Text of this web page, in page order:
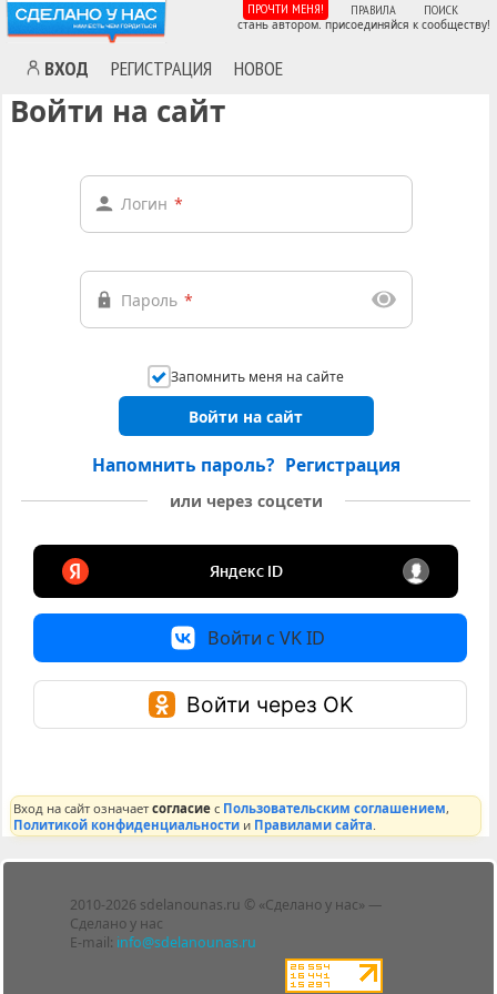
ВХОД РЕГИСТРАЦИЯ НОВОЕ
ПРОЧТИ МЕНЯ! ПРАВИЛА ПОИСК
стань автором. присоединяйся к сообществу!
Войти на сайт
Логин *
Пароль *
Запомнить меня на сайте
Войти на сайт
Напомнить пароль? Регистрация
или через соцсети
Войти с VK ID
Войти через OK
Вход на сайт означаетсогласие с Пользовательским соглашением,
Политикой конфиденциальности и Правилами сайта
2010-2026 sdelanounas.ru © «Сделано у нас» —
Сделано у нас
E-mail: info@sdelanounas.ru
Блоги
Люди
Политика